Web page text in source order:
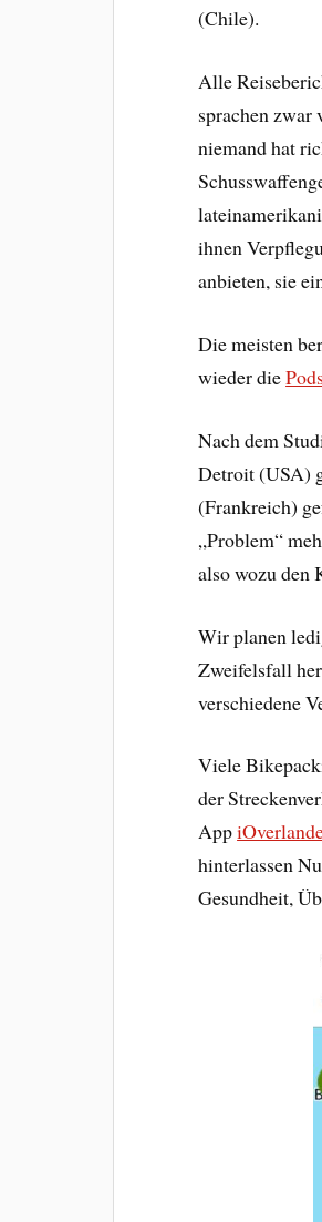
(Chile).
Alle
sprachen zwar
niemand hat
ihnen
anbieten, sie
Die meisten
wieder die
Nach dem
Detroit (USA)
(Frankreich)
„Problem“
also wozu den
Wir planen
Zweifelsfall
verschiedene
Viele
der
App
hinterlassen
Gesundheit,